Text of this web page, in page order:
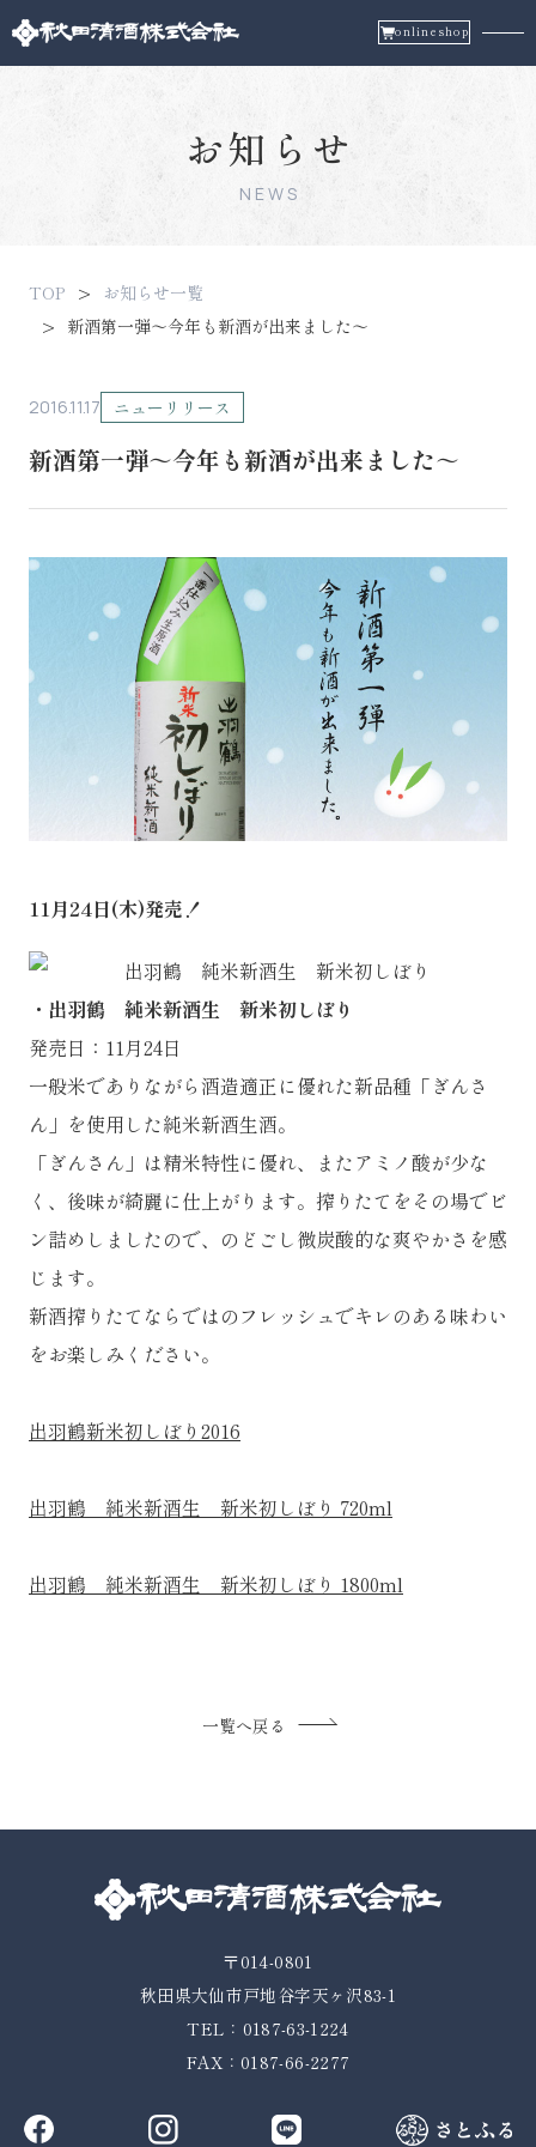
onlineshop
お知らせ
NEWS
TOP
お知らせ一覧
新酒第一弾～今年も新酒が出来ました～
2016.11.17 ニューリリース
新酒第一弾～今年も新酒が出来ました～
11月24日(木)発売！
・出羽鶴 純米新酒生 新米初しぼり
発売日：11月24日
一般米でありながら酒造適正に優れた新品種「ぎんさ
ん」を使用した純米新酒生酒。
「ぎんさん」は精米特性に優れ、またアミノ酸が少な
く、後味が綺麗に仕上がります。搾りたてをその場でビ
ン詰めしましたので、のどごし微炭酸的な爽やかさを感
じます。
新酒搾りたてならではのフレッシュでキレのある味わい
をお楽しみください。
出羽鶴新米初しぼり2016
出羽鶴 純米新酒生 新米初しぼり 720ml
出羽鶴 純米新酒生 新米初しぼり 1800ml
一覧へ戻る
〒014-0801
秋田県大仙市戸地谷字天ヶ沢83-1
TEL：0187-63-1224
FAX：0187-66-2277